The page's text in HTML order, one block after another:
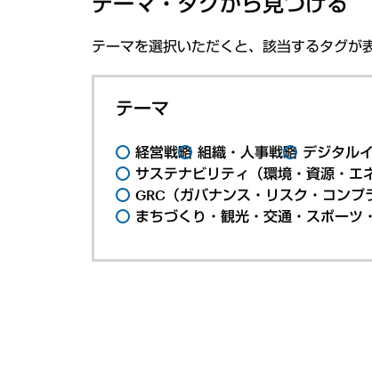
テーマを選択いただくと、該当するタグが
テーマ
経営戦略 組織・人事戦略 デジタル
サステナビリティ（環境・資源・エ
GRC（ガバナンス・リスク・コン
まちづくり・観光・交通・スポーツ